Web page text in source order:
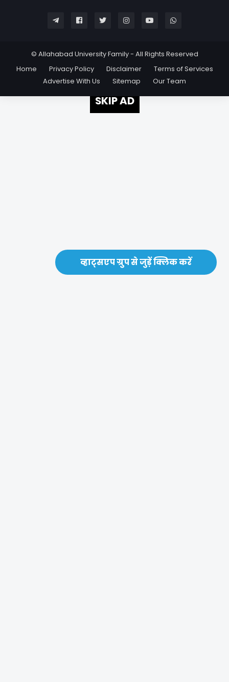
व्हाट्सएप ग्रुप से जुड़ें क्लिक करें
© Allahabad University Family - All Rights Reserved
Home
Privacy Policy Disclaimer
Terms of Services
Advertise With Us
Sitemap Our Team
SKIP AD